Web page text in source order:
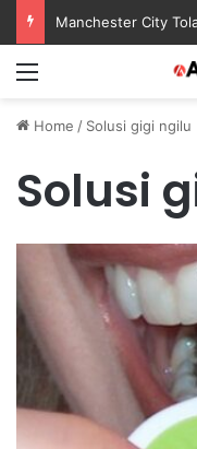
Home / Solusi gigi ngilu
Solusi